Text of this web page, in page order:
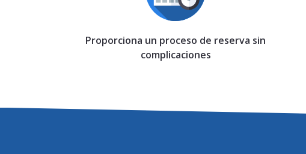
Proporciona un proceso de reserva sin
complicaciones